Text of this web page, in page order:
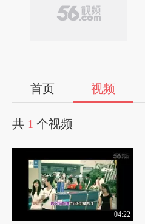
首页 视频
共 1 个视频
04:22